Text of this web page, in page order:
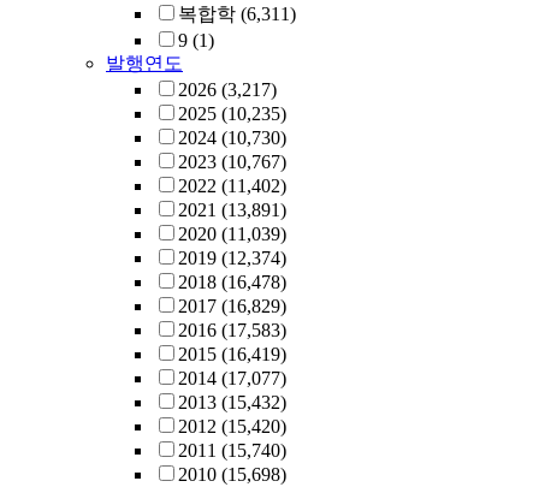
복합학 (6,311)
9 (1)
발행연도
2026 (3,217)
2025 (10,235)
2024 (10,730)
2023 (10,767)
2022 (11,402)
2021 (13,891)
2020 (11,039)
2019 (12,374)
2018 (16,478)
2017 (16,829)
2016 (17,583)
2015 (16,419)
2014 (17,077)
2013 (15,432)
2012 (15,420)
2011 (15,740)
2010 (15,698)